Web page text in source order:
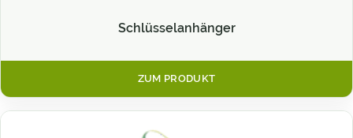
Schlüsselanhänger
ZUM PRODUKT